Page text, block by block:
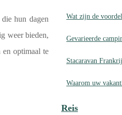
hun dagen
weer bieden,
optimaal te
Wat zijn de
Gevarieerde
Stacaravan
Waarom uw
Reis